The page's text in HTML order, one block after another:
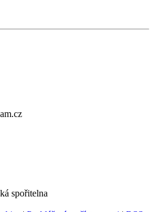
spořitelna